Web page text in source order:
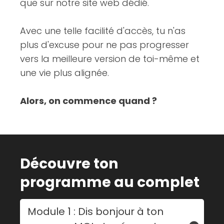
que sur notre site web dédié.
Avec une telle facilité d'accès, tu n'as
plus d'excuse pour ne pas progresser
vers la meilleure version de toi-même et
une vie plus alignée.
Alors, on commence quand ?
Découvre ton
programme au complet
Module 1 : Dis bonjour à ton